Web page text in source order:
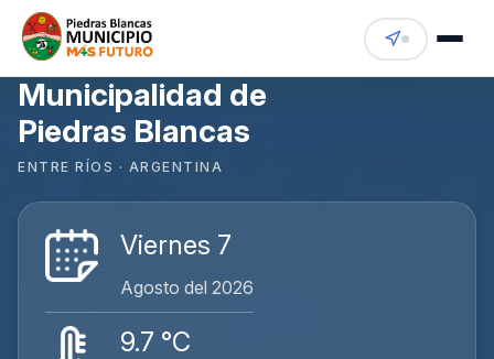
Municipalidad de
Piedras Blancas
ENTRE RÍOS · ARGENTINA
Viernes 7
Agosto del 2026
9.7 °C